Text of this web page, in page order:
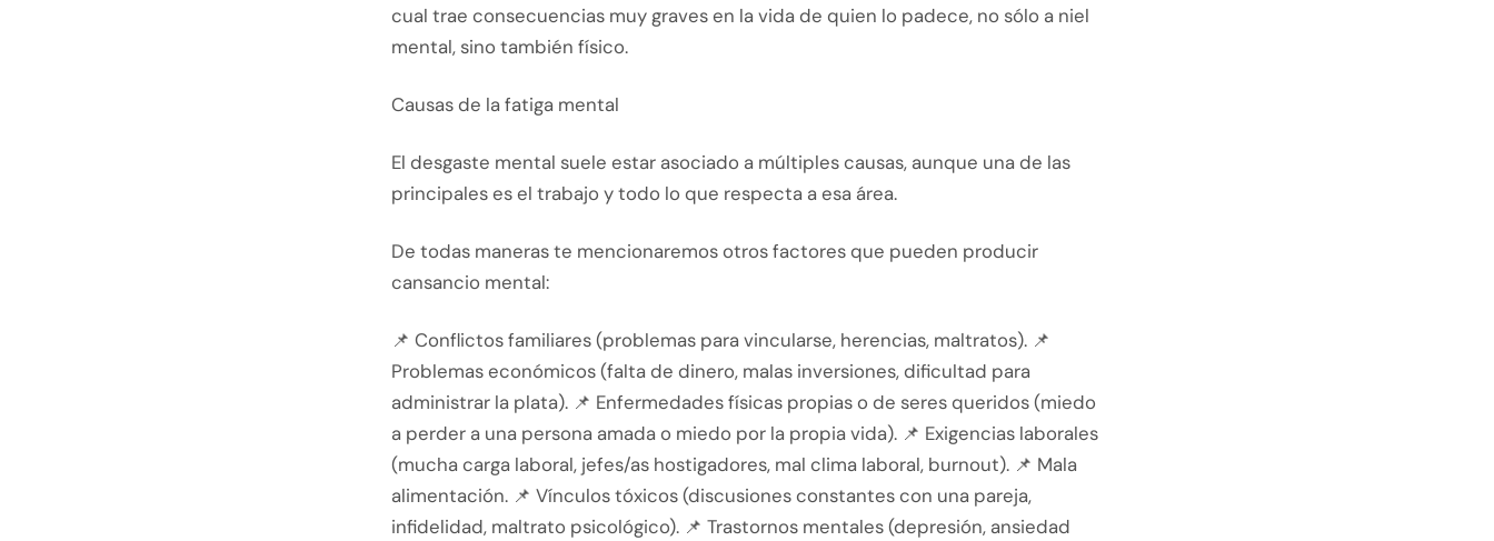
cual trae consecuencias muy graves en la vida de quien lo padece, no sólo a niel
mental, sino también físico.
Causas de la fatiga mental
El desgaste mental suele estar asociado a múltiples causas, aunque una de las
principales es el trabajo y todo lo que respecta a esa área.
De todas maneras te mencionaremos otros factores que pueden producir
cansancio mental:
📌 Conflictos familiares (problemas para vincularse, herencias, maltratos). 📌
Problemas económicos (falta de dinero, malas inversiones, dificultad para
administrar la plata). 📌 Enfermedades físicas propias o de seres queridos (miedo
a perder a una persona amada o miedo por la propia vida). 📌 Exigencias laborales
(mucha carga laboral, jefes/as hostigadores, mal clima laboral, burnout). 📌 Mala
alimentación. 📌 Vínculos tóxicos (discusiones constantes con una pareja,
infidelidad, maltrato psicológico). 📌 Trastornos mentales (depresión, ansiedad